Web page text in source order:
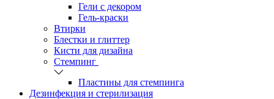
Гели с декором
Гель-краски
Втирки
Блестки и глиттер
Кисти для дизайна
Стемпинг
Пластины для стемпинга
Дезинфекция и стерилизация